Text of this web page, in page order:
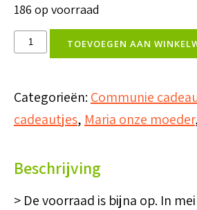
186 op voorraad
Rozenkrans
(ieder
tientje
kleur)
aantal
TOEVOEGEN AAN
Categorieën: Communie
cadeautjes, Maria onze moeder
Beschrijving
> De voorraad is bijna op. In